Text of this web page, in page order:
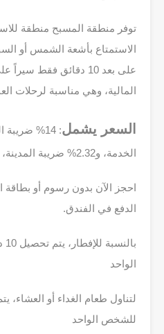
توفر منطقة المسبح منطقة
الاستمتاع بأشعة الشمس أو
على بعد 10 دقائق فقط
المالية، وهي مناسبة لرحلات
السعر يشمل
الخدمة، و2.32% ضريبة المدينة، لجميع الجنسيات.
احجز الآن بدون رسوم أو بطاقة
الدفع في الفندق.
الواحد
للشخص الواحد